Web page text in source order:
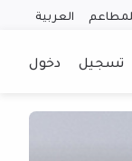
العربية
تسجيل دخول